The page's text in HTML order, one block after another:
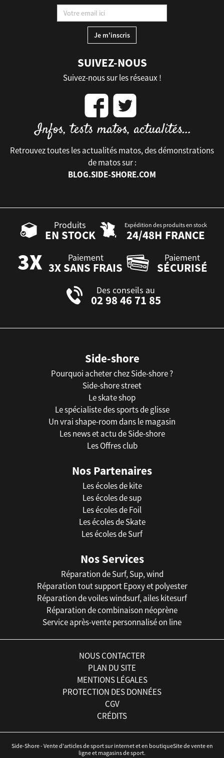
SUIVEZ-NOUS
Suivez-nous sur les réseaux !
Retrouvez toutes les actualités matos, des démonstrations
de matos sur :
BLOG.SIDE-SHORE.COM
Produits
EN STOCK
Expédition des produits en stock
24/48H FRANCE
Paiement
3X SANS FRAIS
Paiement
SÉCURISÉ
Des conseils au
02 98 46 71 85
Side-shore
Pourquoi acheter chez Side-shore ?
Side-shore street
Le skate shop
Le spécialiste des sports de glisse
Un vrai shape-room dans le magasin
Les news et actu de Side-shore
Les Offres club
Nos Partenaires
Les écoles de kite
Les écoles de sup
Les écoles de Foil
Les écoles de Skate
Les écoles de Surf
Nos Services
Réparation de Surf, Sup, wind
Réparation tout support Epoxy et polyester
Réparation de voiles windsurf, ailes kitesurf
Réparation de combinaison néoprène
Service après-vente personnalisé on line
NOUS CONTACTER
PLAN DU SITE
MENTIONS LÉGALES
PROTECTION DES DONNÉES
CGV
CRÉDITS
Side-Shore - Vente d'articles de sport sur internet et en boutiqueSite de vente en
ligne et magasins de sport.